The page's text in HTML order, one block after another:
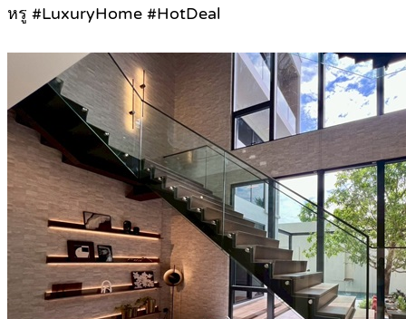
หรู #LuxuryHome #HotDeal